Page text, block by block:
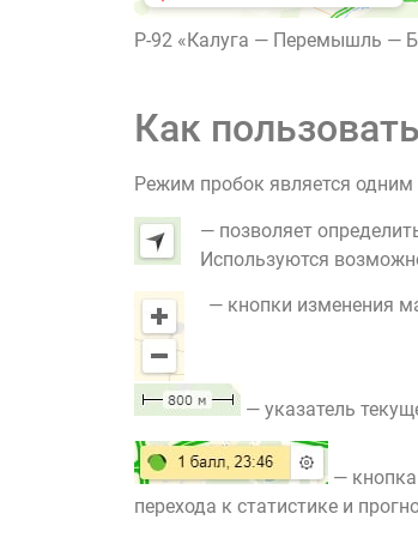
Р-92 «Калуга — Перемышль —
Как
Режим пробок является
— позволяет
Используются
— кнопки изменения
— указатель
—
перехода к статистике и